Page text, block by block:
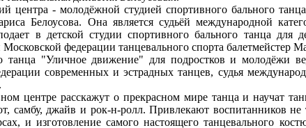
- молодёжной студией спортивного бального
Белоусова. Она является судьёй международной
в детской студии спортивного бального танца
федерации танцевального спорта балетмейстер
"Уличное движение" для подростков и молодёжи
современных и эстрадных танцев, судья
центре расскажут о прекрасном мире танца и научат
самбу, джайв и рок-н-ролл. Привлекают воспитанников не
и изготовление самого настоящего танцевального